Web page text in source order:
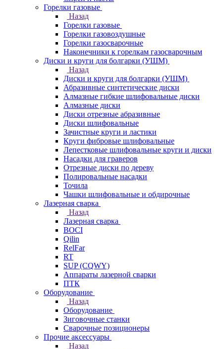
Горелки газовые
Назад
Горелки газовые
Горелки газовоздушные
Горелки газосварочные
Наконечники к горелкам газосварочным
Диски и круги для болгарки (УШМ)
Назад
Диски и круги для болгарки (УШМ)
Абразивные синтетические диски
Алмазные гибкие шлифовальные диски
Алмазные диски
Диски отрезные абразивные
Диски шлифовальные
Зачистные круги и ластики
Круги фибровые шлифовальные
Лепестковые шлифовальные круги и диски
Насадки для граверов
Отрезные диски по дереву
Полировальные насадки
Точила
Чашки шлифовальные и обдирочные
Лазерная сварка
Назад
Лазерная сварка
BOCI
Qilin
RelFar
RT
SUP (CQWY)
Аппараты лазерной сварки
ПТК
Оборудование
Назад
Оборудование
Зиговочные станки
Сварочные позиционеры
Прочие аксессуары
Назад